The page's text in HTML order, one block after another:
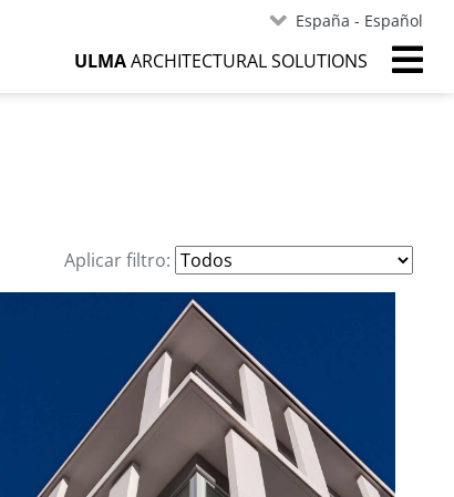
España - Español
ULMAARCHITECTURAL SOLUTIONS
Aplicar filtro: